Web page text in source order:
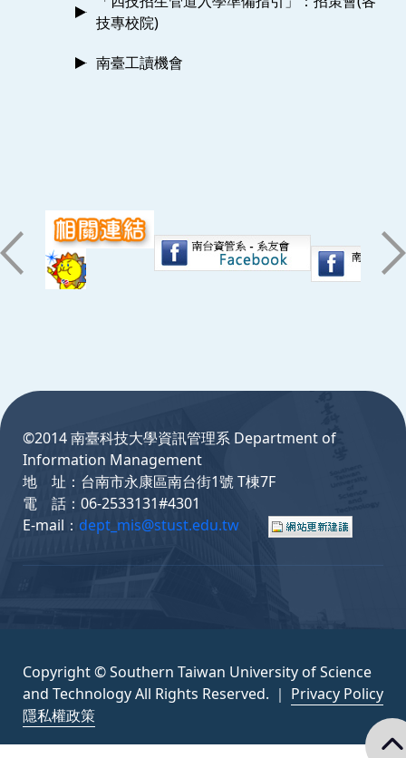
技專校院)
南臺工讀機會
©2014 南臺科技大學資訊管理系 Department of
Information Management
地 址：台南市永康區南台街1號 T棟7F
電 話：06-2533131#4301
E-mail： dept_mis@stust.edu.tw
Copyright © Southern Taiwan University of Science
and Technology All Rights Reserved. ｜ Privacy Policy
隱私權政策